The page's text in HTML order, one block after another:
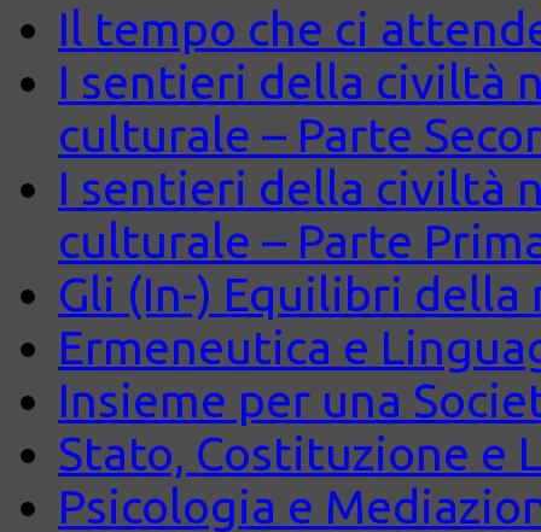
Il tempo che ci
I sentieri della civiltà
culturale – Parte
I sentieri della civiltà
culturale – Parte
Gli (In-) Equilibri della
Ermeneutica e
Insieme per una
Stato, Costituzione e
Psicologia e